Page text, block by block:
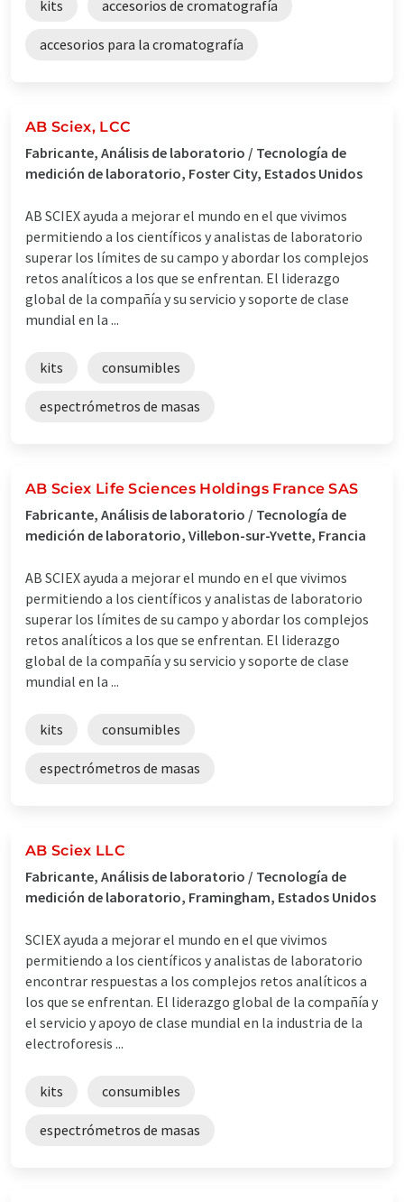
kits accesorios de cromatografía
accesorios para la cromatografía
AB Sciex, LCC
Fabricante, Análisis de laboratorio / Tecnología de
medición de laboratorio, Foster City, Estados Unidos
AB SCIEX ayuda a mejorar el mundo en el que vivimos
permitiendo a los científicos y analistas de laboratorio
superar los límites de su campo y abordar los complejos
retos analíticos a los que se enfrentan. El liderazgo
global de la compañía y su servicio y soporte de clase
mundial en la ...
kits consumibles
espectrómetros de masas
AB Sciex Life Sciences Holdings France SAS
Fabricante, Análisis de laboratorio / Tecnología de
medición de laboratorio, Villebon-sur-Yvette, Francia
AB SCIEX ayuda a mejorar el mundo en el que vivimos
permitiendo a los científicos y analistas de laboratorio
superar los límites de su campo y abordar los complejos
retos analíticos a los que se enfrentan. El liderazgo
global de la compañía y su servicio y soporte de clase
mundial en la ...
kits consumibles
espectrómetros de masas
AB Sciex LLC
Fabricante, Análisis de laboratorio / Tecnología de
medición de laboratorio, Framingham, Estados Unidos
SCIEX ayuda a mejorar el mundo en el que vivimos
permitiendo a los científicos y analistas de laboratorio
encontrar respuestas a los complejos retos analíticos a
los que se enfrentan. El liderazgo global de la compañía y
el servicio y apoyo de clase mundial en la industria de la
electroforesis ...
kits consumibles
espectrómetros de masas